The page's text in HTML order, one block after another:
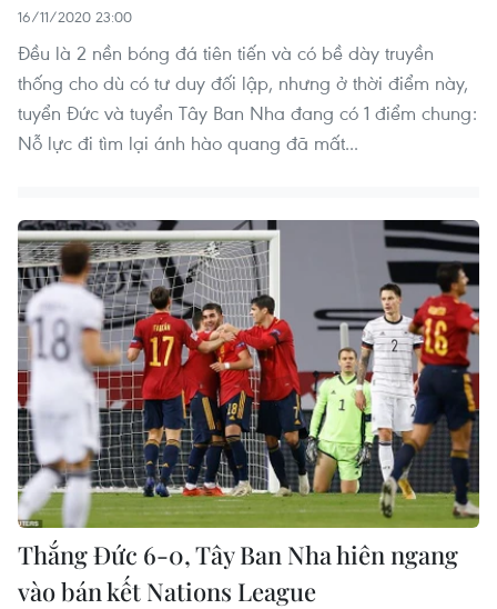
16/11/2020 23:00
Đều là 2 nền bóng đá tiên tiến và có bề dày truyền
thống cho dù có tư duy đối lập, nhưng ở thời điểm này,
tuyển Đức và tuyển Tây Ban Nha đang có 1 điểm chung:
Nỗ lực đi tìm lại ánh hào quang đã mất...
Thắng Đức 6-0, Tây Ban Nha hiên ngang
vào bán kết Nations League